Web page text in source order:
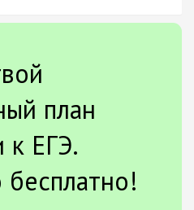
план
к ЕГЭ.